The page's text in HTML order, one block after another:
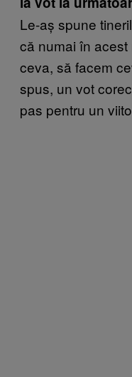
Le-aș spune
că numai în
ceva, să facem
spus, un vot
pas pentru un